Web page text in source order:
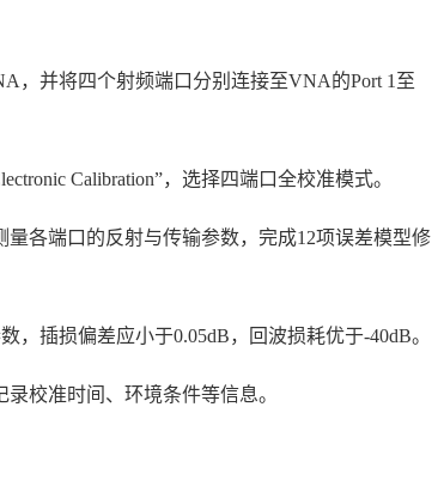
，并将四个射频端口分别连接至VNA的Port 1至
Calibration”，选择四端口全校准模式。
各端口的反射与传输参数，完成12项误差模型修
插损偏差应小于0.05dB，回波损耗优于-40dB。
校准时间、环境条件等信息。